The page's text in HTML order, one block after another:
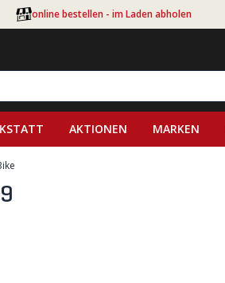
online bestellen - im Laden abholen
AKTIONEN MARKEN